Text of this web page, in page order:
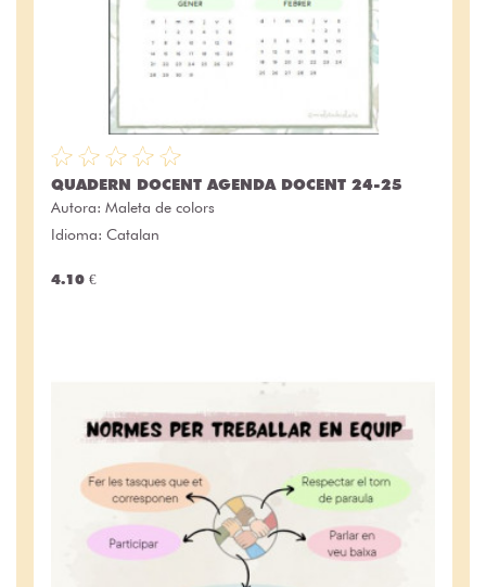
QUADERN DOCENT AGENDA DOCENT 24-25
Autora: Maleta de colors
Idioma: Catalan
4.10 €